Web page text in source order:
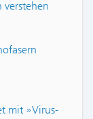
verstehen
mit »Virus-